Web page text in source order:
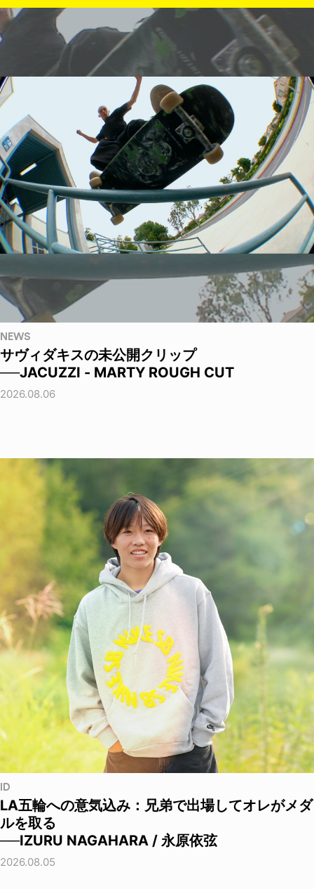
NEWS
サヴィダキスの未公開クリップ
──JACUZZI - MARTY ROUGH CUT
2026.08.06
ID
LA五輪への意気込み：兄弟で出場してオレがメダ
ルを取る
──IZURU NAGAHARA / 永原依弦
2026.08.05